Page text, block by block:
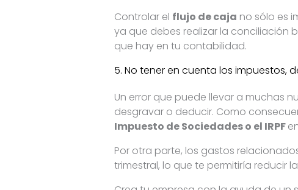
Controlar el flujo de caja no sólo es
ya que debes realizar la conciliación
que hay en tu contabilidad.
5. No tener en cuenta los impuestos,
Un error que puede llevar a muchas
desgravar o deducir. Como
Impuesto de Sociedades o el IRPF
Por otra parte, los gastos
trimestral, lo que te permitiría reducir